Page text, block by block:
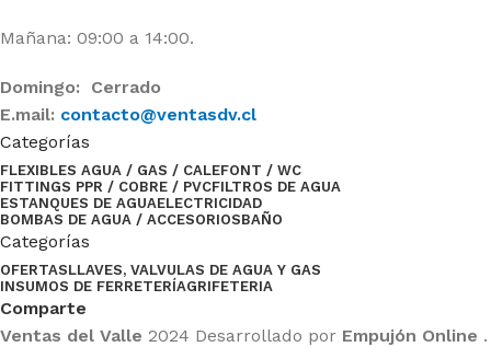
Mañana: 09:00 a 14:00.
Domingo: Cerrado
E.mail: contacto@ventasdv.cl
Categorías
FLEXIBLES AGUA / GAS / CALEFONT / WC
FITTINGS PPR / COBRE / PVCFILTROS DE AGUA
ESTANQUES DE AGUAELECTRICIDAD
BOMBAS DE AGUA / ACCESORIOSBAÑO
Categorías
OFERTASLLAVES, VALVULAS DE AGUA Y GAS
INSUMOS DE FERRETERÍAGRIFETERIA
Comparte
Ventas del Valle 2024 Desarrollado por Empujón Online .